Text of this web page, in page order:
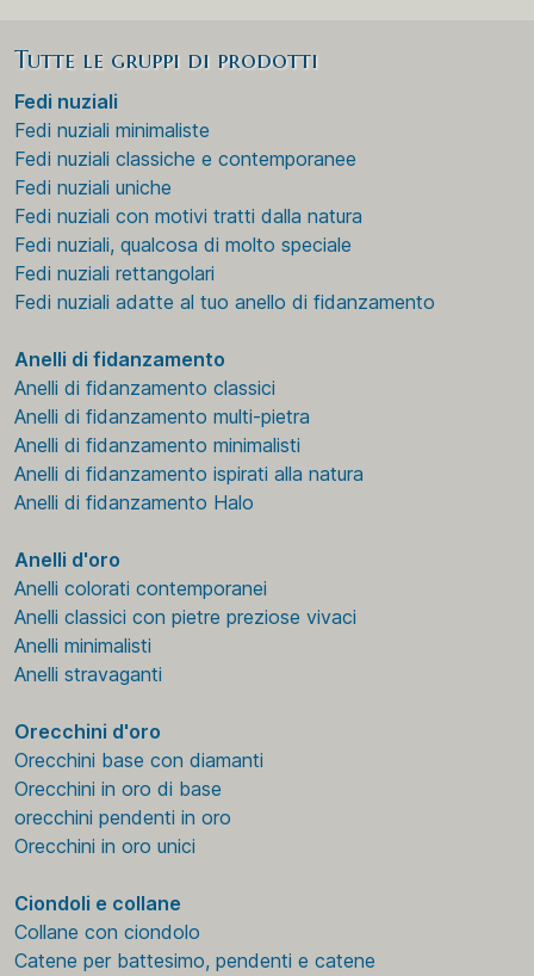
Tutte le gruppi di prodotti
Fedi nuziali
Fedi nuziali minimaliste
Fedi nuziali classiche e contemporanee
Fedi nuziali uniche
Fedi nuziali con motivi tratti dalla natura
Fedi nuziali, qualcosa di molto speciale
Fedi nuziali rettangolari
Fedi nuziali adatte al tuo anello di fidanzamento
Anelli di fidanzamento
Anelli di fidanzamento classici
Anelli di fidanzamento multi-pietra
Anelli di fidanzamento minimalisti
Anelli di fidanzamento ispirati alla natura
Anelli di fidanzamento Halo
Anelli d'oro
Anelli colorati contemporanei
Anelli classici con pietre preziose vivaci
Anelli minimalisti
Anelli stravaganti
Orecchini d'oro
Orecchini base con diamanti
Orecchini in oro di base
orecchini pendenti in oro
Orecchini in oro unici
Ciondoli e collane
Collane con ciondolo
Catene per battesimo, pendenti e catene